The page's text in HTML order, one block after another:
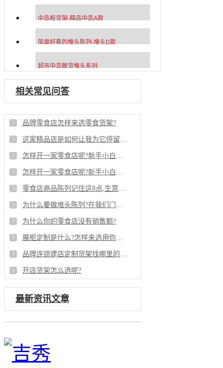
中岛柜货架-精品中岛A款
简单好看的堆头陈列-堆头D款
超市中岛散货堆头系列
相关常见问答
品牌零食店怎样来选零食货架?
为什么你的零食店没有销售额?
开店货架怎么选呢?
最新资讯文章